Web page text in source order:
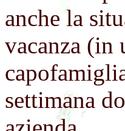
anche la
vacanza (in
settimana